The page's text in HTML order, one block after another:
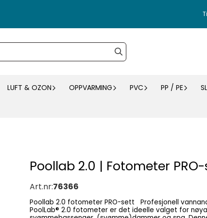
LUFT & OZON OPPVARMING PVC PP / PE
Poollab 2.0 | Fotometer
Art.nr:76366
Poollab 2.0 fotometer PRO-sett Profesjonell vannanalyse med PoolLab® 2.0 fotometer
PoolLab® 2.0 fotometer er det ideelle valget for nøyaktig og pålitelig vannanalyse i